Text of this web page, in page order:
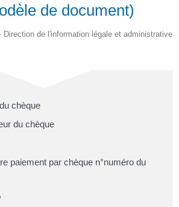
de document)
de l'information légale et administrative
chèque
du chèque
paiement par chèque n°numéro du
,